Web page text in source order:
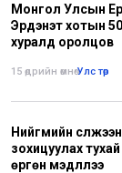
Монгол Улсын
Эрдэнэт хотын
хуралд оролцов
15 өдрийн өмнө•Улс төр
Нийгмийн
зохицуулах
өргөн мэдүүллээ